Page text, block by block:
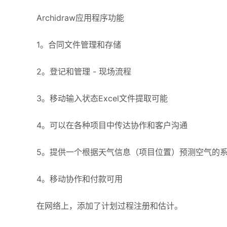
Archidraw应用程序功能
1。合同文件管理和存储
2。登记和管理 - 现场流程
3。移动输入状态Excel文件提取可能
4。可以在各种项目中传达协作和客户沟通
5。提供一个根据天气信息（项目位置）预测空气的
4。移动协作和付款可用
在网络上，添加了计划过程注册和估计。